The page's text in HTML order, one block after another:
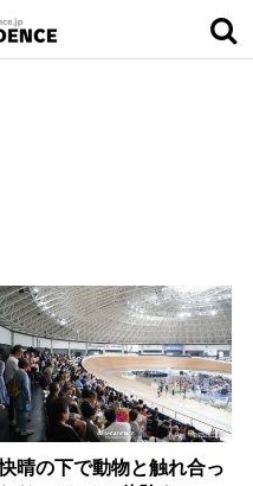
晴の下で動物と触れ合っ